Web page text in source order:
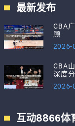
最新发布
CBA
顾
2026-
CBA
深度
2026-
互动8866体